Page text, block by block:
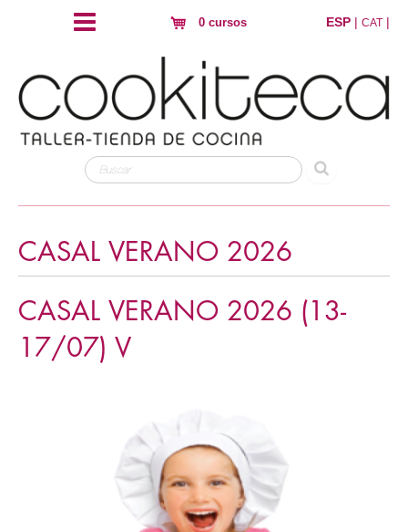
0 cursos ESP | CAT |
CASAL VERANO 2026
CASAL VERANO 2026 (13-
17/07) V